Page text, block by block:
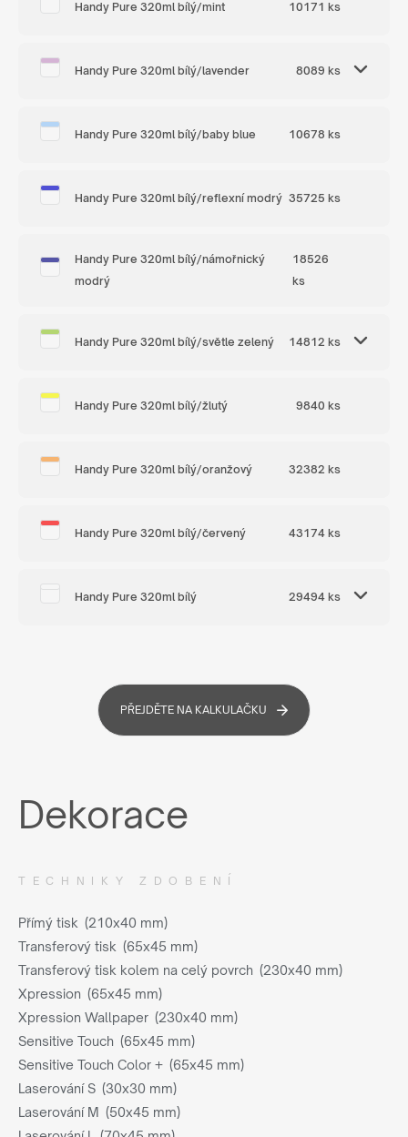
Handy Pure 320ml bílý/mint 10171 ks
Handy Pure 320ml bílý/lavender 8089 ks
Handy Pure 320ml bílý/baby blue 10678 ks
Handy Pure 320ml bílý/reflexní modrý 35725 ks
Handy Pure 320ml bílý/námořnický
modrý
18526
ks
Handy Pure 320ml bílý/světle zelený 14812 ks
Handy Pure 320ml bílý/žlutý 9840 ks
Handy Pure 320ml bílý/oranžový 32382 ks
Handy Pure 320ml bílý/červený 43174 ks
Handy Pure 320ml bílý 29494 ks
PŘEJDĚTE NA KALKULAČKU
Dekorace
TECHNIKY ZDOBENÍ
Přímý tisk (210x40 mm)
Transferový tisk (65x45 mm)
Transferový tisk kolem na celý povrch (230x40 mm)
Xpression (65x45 mm)
Xpression Wallpaper (230x40 mm)
Sensitive Touch (65x45 mm)
Sensitive Touch Color + (65x45 mm)
Laserování S (30x30 mm)
Laserování M (50x45 mm)